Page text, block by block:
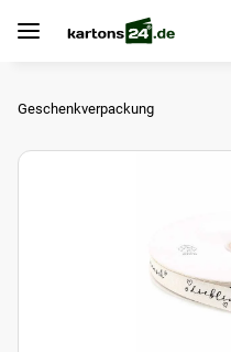
Geschenkverpackung